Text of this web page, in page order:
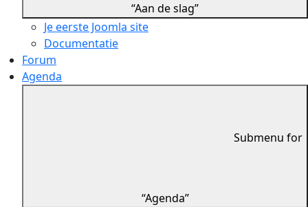
“Aan de slag”
Je eerste Joomla site
Documentatie
Forum
Agenda
Submenu for
“Agenda”